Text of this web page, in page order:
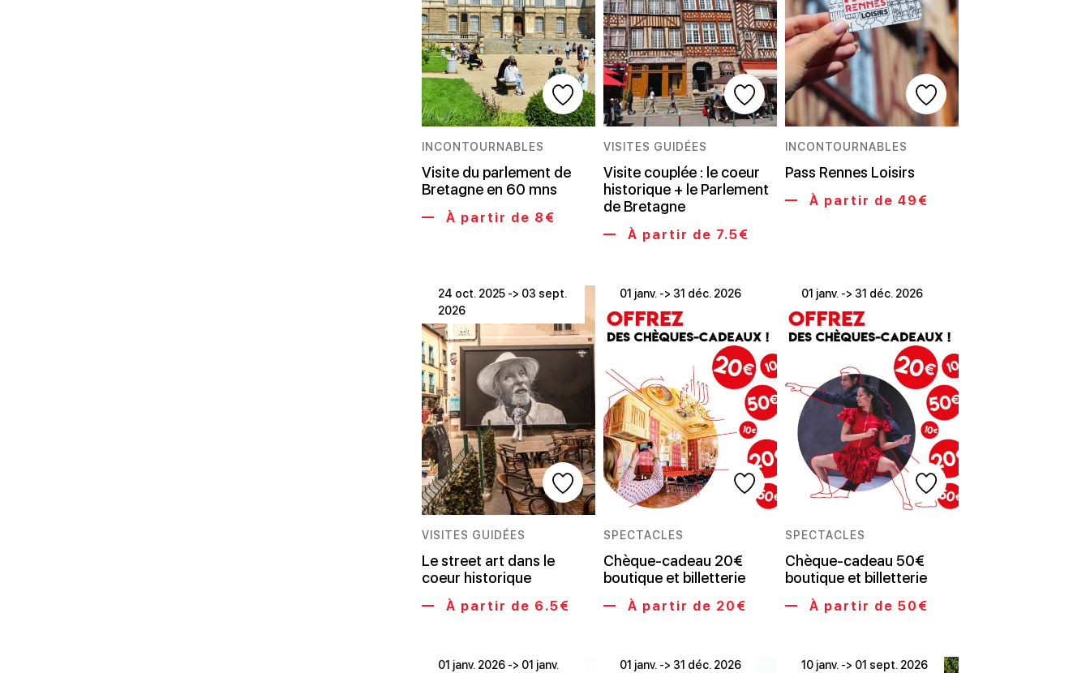
INCONTOURNABLES
Visite du parlement de
Bretagne en 60 mns
À partir de 8€
VISITES GUIDÉES
Visite couplée : le coeur
historique + le Parlement
de Bretagne
À partir de 7.5€
INCONTOURNABLES
Pass Rennes Loisirs
À partir de 49€
24 oct. 2025 -> 03 sept.
2026
VISITES GUIDÉES
Le street art dans le
coeur historique
À partir de 6.5€
01 janv. -> 31 déc. 2026
SPECTACLES
Chèque-cadeau 20€
boutique et billetterie
À partir de 20€
01 janv. -> 31 déc. 2026
SPECTACLES
Chèque-cadeau 50€
boutique et billetterie
À partir de 50€
01 janv. 2026 -> 01 janv.
01 janv. -> 31 déc. 2026 10 janv. -> 01 sept. 2026